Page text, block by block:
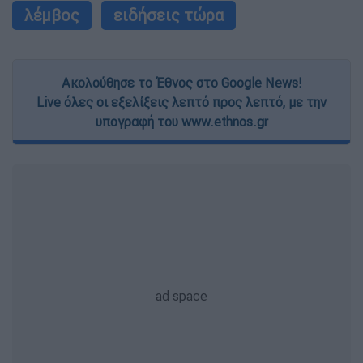
λέμβος
ειδήσεις τώρα
Ακολούθησε το Έθνος στο Google News!
Live όλες οι εξελίξεις λεπτό προς λεπτό, με την
υπογραφή του www.ethnos.gr